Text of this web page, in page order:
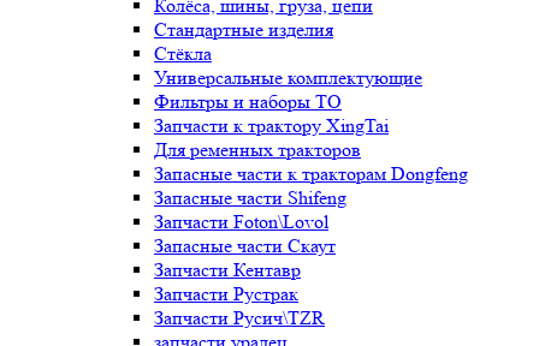
Колёса, шины, груза, цепи
Стандартные изделия
Стёкла
Универсальные комплектующие
Фильтры и наборы ТО
Запчасти к трактору XingTai
Для ременных тракторов
Запасные части к тракторам Dongfeng
Запасные части Shifeng
Запчасти Foton\Lovol
Запасные части Скаут
Запчасти Кентавр
Запчасти Рустрак
Запчасти Русич\TZR